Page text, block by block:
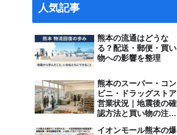
人気記事
熊本の流通はどうな
る？配送・郵便・買い
物への影響を整理
熊本のスーパー・コン
ビニ・ドラッグストア
営業状況｜地震後の確
認方法と買い物の注意
イオンモール熊本の爆